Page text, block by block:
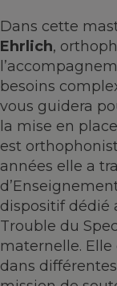
Dans cette
Ehrlich,
besoins
vous guidera
la mise en
est
années elle a
dispositif dédié
Trouble du
maternelle.
dans